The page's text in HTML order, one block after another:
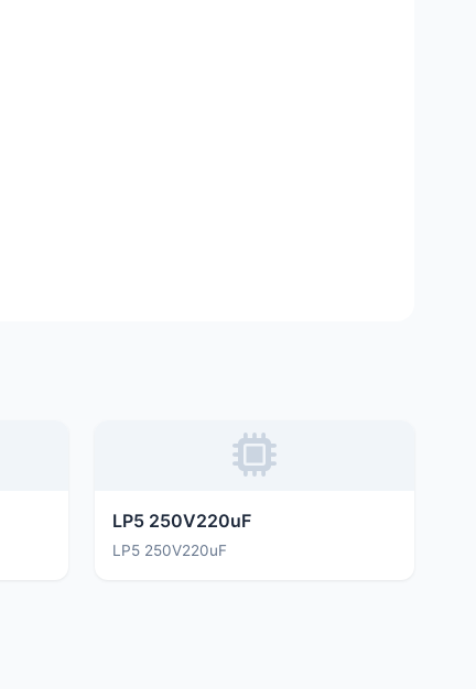
LP5 250V220uF
LP5 250V220uF